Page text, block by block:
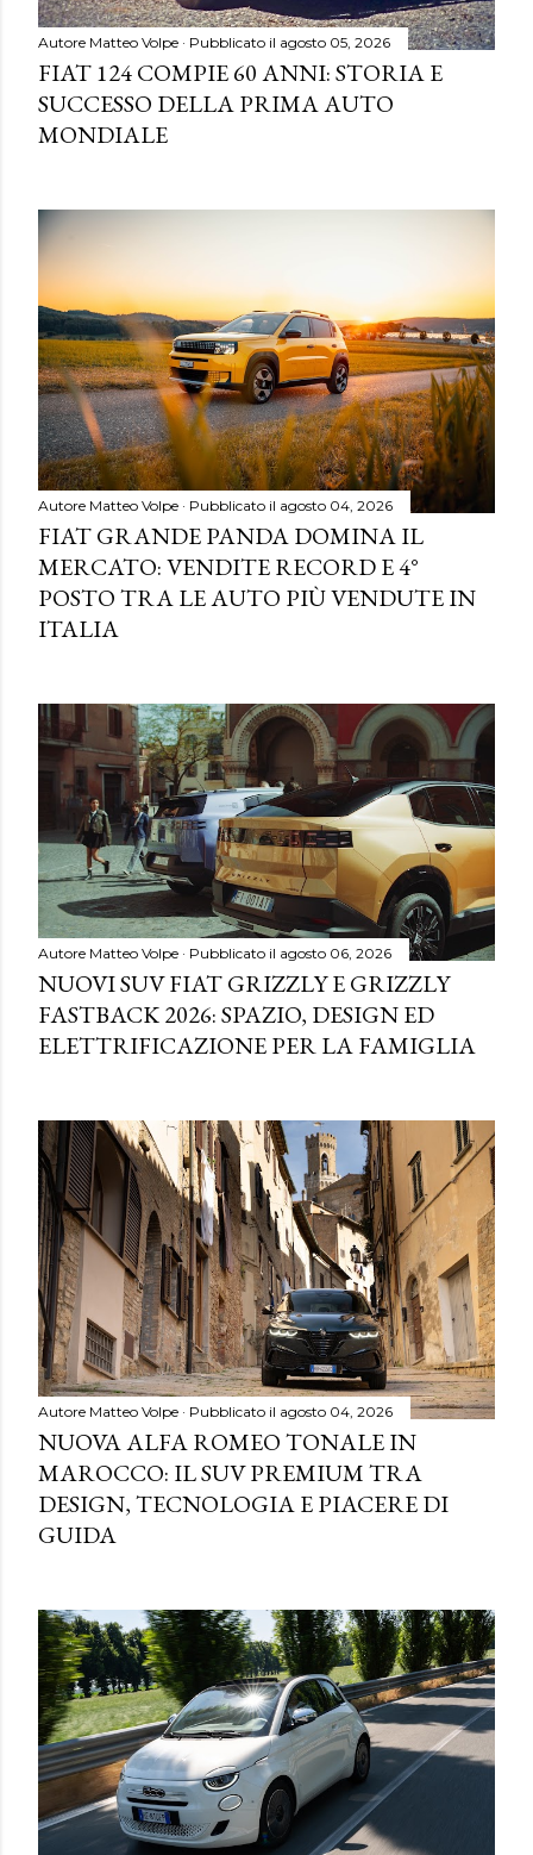
Autore Matteo Volpe Pubblicato il agosto 05, 2026
FIAT 124 COMPIE 60 ANNI: STORIA E
SUCCESSO DELLA PRIMA AUTO
MONDIALE
Autore Matteo Volpe Pubblicato il agosto 04, 2026
FIAT GRANDE PANDA DOMINA IL
MERCATO: VENDITE RECORD E 4°
POSTO TRA LE AUTO PIÙ VENDUTE IN
ITALIA
Autore Matteo Volpe Pubblicato il agosto 06, 2026
NUOVI SUV FIAT GRIZZLY E GRIZZLY
FASTBACK 2026: SPAZIO, DESIGN ED
ELETTRIFICAZIONE PER LA FAMIGLIA
Autore Matteo Volpe Pubblicato il agosto 04, 2026
NUOVA ALFA ROMEO TONALE IN
MAROCCO: IL SUV PREMIUM TRA
DESIGN, TECNOLOGIA E PIACERE DI
GUIDA